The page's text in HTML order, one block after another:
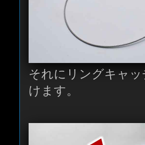
それにリングキャ
けます。